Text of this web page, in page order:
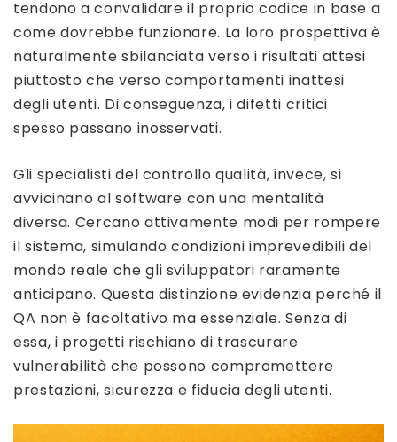
tendono a convalidare il proprio codice in base a
come dovrebbe funzionare. La loro prospettiva è
naturalmente sbilanciata verso i risultati attesi
piuttosto che verso comportamenti inattesi
degli utenti. Di conseguenza, i difetti critici
spesso passano inosservati.
Gli specialisti del controllo qualità, invece, si
avvicinano al software con una mentalità
diversa. Cercano attivamente modi per rompere
il sistema, simulando condizioni imprevedibili del
mondo reale che gli sviluppatori raramente
anticipano. Questa distinzione evidenzia perché il
QA non è facoltativo ma essenziale. Senza di
essa, i progetti rischiano di trascurare
vulnerabilità che possono compromettere
prestazioni, sicurezza e fiducia degli utenti.